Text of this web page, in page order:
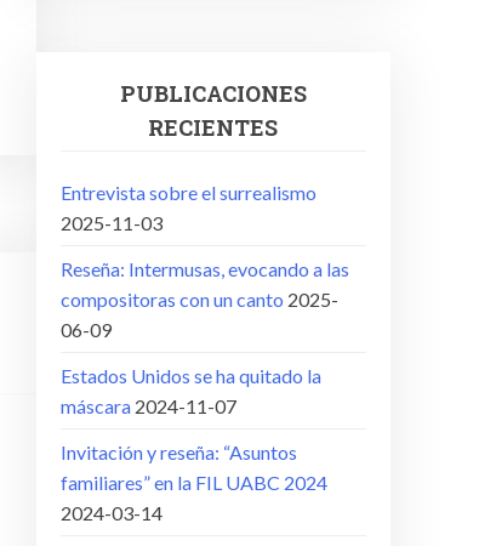
PUBLICACIONES
RECIENTES
Entrevista sobre el surrealismo
2025-11-03
Reseña: Intermusas, evocando a las
compositoras con un canto 2025-
06-09
Estados Unidos se ha quitado la
máscara 2024-11-07
Invitación y reseña: “Asuntos
familiares” en la FIL UABC 2024
2024-03-14